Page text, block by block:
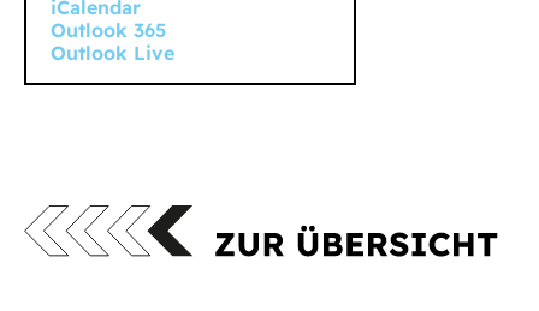
iCalendar
Outlook 365
Outlook Live